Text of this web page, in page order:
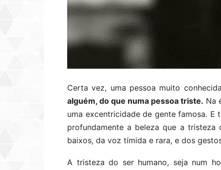
Certa vez, uma pessoa muito
alguém, do que numa pessoa triste. Na
uma excentricidade de gente famosa. E
profundamente a beleza que a
baixos, da voz tímida e rara, e dos
A tristeza do ser humano, seja num